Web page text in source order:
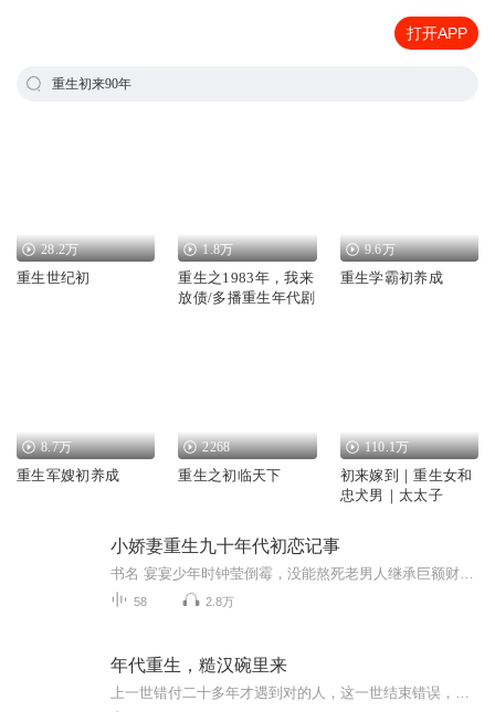
打开APP
重生初来90年
28.2万
重生世纪初
1.8万
重生之1983年，我来
放债/多播重生年代剧
9.6万
重生学霸初养成
8.7万
重生军嫂初养成
2268
重生之初临天下
110.1万
初来嫁到｜重生女和
忠犬男｜太太子
小娇妻重生九十年代初恋记事
58 2.8万
年代重生，糙汉碗里来